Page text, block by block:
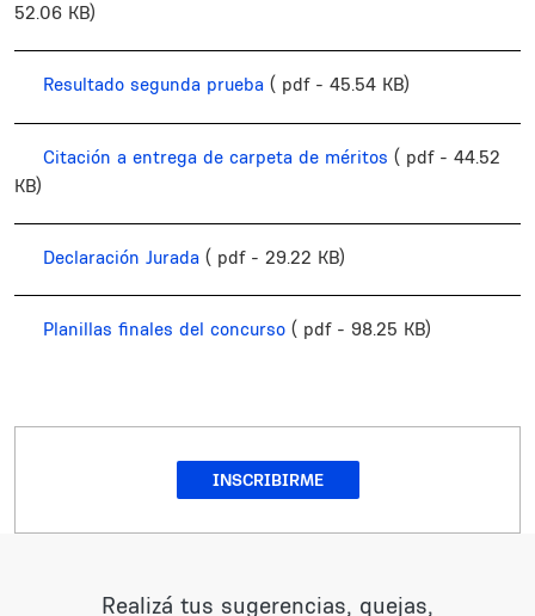
52.06 KB)
Resultado segunda prueba ( pdf - 45.54 KB)
Citación a entrega de carpeta de méritos ( pdf - 44.52
KB)
Declaración Jurada ( pdf - 29.22 KB)
Planillas finales del concurso ( pdf - 98.25 KB)
INSCRIBIRME
Realizá tus sugerencias, quejas,